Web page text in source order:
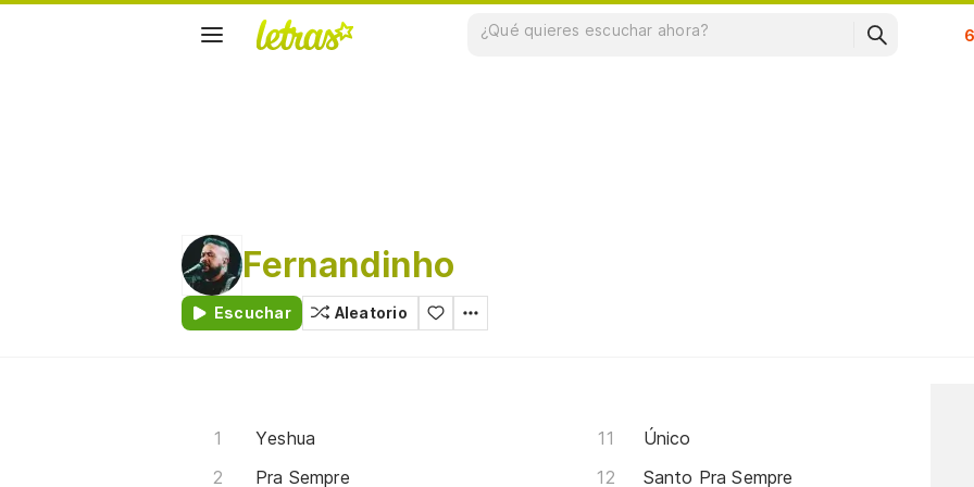
Fernandinho
Escuchar Aleatorio
Yeshua
Pra Sempre
Único
Santo Pra Sempre